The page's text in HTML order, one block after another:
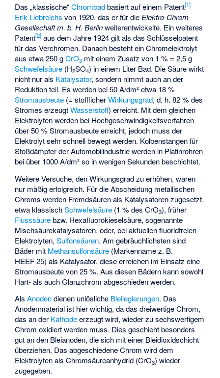
Das „klassische“Chrombadbasiert auf einem Patent[1]
Erik Liebreichs von 1920, das er für die Elektro-Chrom-
Gesellschaft m. b. H. Berlinweiterentwickelte. Ein weiteres
Patent[2] aus dem Jahre 1924 gilt als das Schlüsselpatent
für das Verchromen. Danach besteht ein Chromelektrolyt
aus etwa 250 gCrO3 mit einem Zusatz von 1 % = 2,5 g
Schwefelsäure (H2SO4) in einem Liter Bad. Die Säure wirkt
nicht nur als Katalysator, sondern nimmt auch an der
Reduktion teil. Es werden bei 50 A/dm² etwa 18 %
Stromausbeute (= stofflicherWirkungsgrad, d. h. 82 % des
Stromes erzeugtWasserstoff) erreicht. Mit dem gleichen
Elektrolyten werden bei Hochgeschwindigkeitsverfahren
über 50 % Stromausbeute erreicht, jedoch muss der
Elektrolyt sehr schnell bewegt werden. Kolbenstangen für
Stoßdämpfer der Automobilindustrie werden in Platinrohren
bei über 1000 A/dm² so in wenigen Sekunden beschichtet.
Weitere Versuche, den Wirkungsgrad zu erhöhen, waren
nur mäßig erfolgreich. Für die Abscheidung metallischen
Chroms werden Fremdsäuren als Katalysatoren zugesetzt,
etwa klassischSchwefelsäure (1 % des CrO3), früher
Flusssäurebzw. Hexafluorokieselsäure, sogenannte
Mischsäurekatalysatoren, oder, bei aktuellen fluoridfreien
Elektrolyten,Sulfonsäuren. Am gebräuchlichsten sind
Bäder mit Methansulfonsäure (Markenname z. B.
HEEF 25) als Katalysator, diese erreichen im Einsatz eine
Stromausbeute von 25 %. Aus diesen Bädern kann sowohl
Hart- als auch Glanzchrom abgeschieden werden.
AlsAnodendienen unlösliche Bleilegierungen. Das
Anodenmaterial ist hier wichtig, da das dreiwertige Chrom,
das an der Kathodeerzeugt wird, wieder zu sechswertigem
Chrom oxidiert werden muss. Dies geschieht besonders
gut an den Bleianoden, die sich mit einer Bleidioxidschicht
überziehen. Das abgeschiedene Chrom wird dem
Elektrolyten als Chromsäureanhydrid (CrO3) wieder
zugegeben.